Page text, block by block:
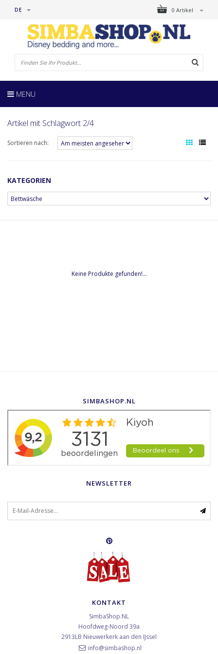
0 Artikel
DE
MENU
Artikel mit Schlagwort 2/4
Sortieren nach:
KATEGORIEN
Keine Produkte gefunden!...
SIMBASHOP.NL
NEWSLETTER
KONTAKT
SimbaShop.NL
Hoofdweg-Noord 39a
2913LB Nieuwerkerk aan den IJssel
info@simbashop.nl